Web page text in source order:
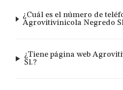
¿Cuál es el número de
Agrovitivinicola Negredo
¿Tiene página web
Sl.?